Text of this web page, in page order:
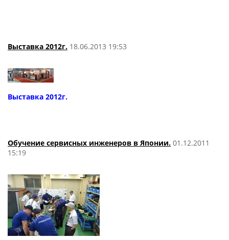
Выставка 2012г. 18.06.2013 19:53
Выставка 2012г.
Обучение сервисных инженеров в Японии. 01.12.2011
15:19